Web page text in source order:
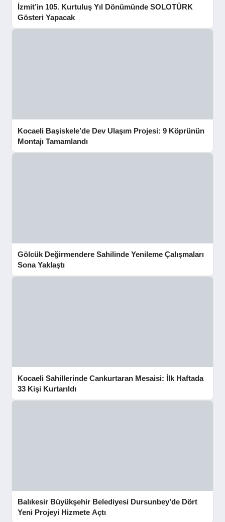
İzmit’in 105. Kurtuluş Yıl Dönümünde SOLOTÜRK
Gösteri Yapacak
Kocaeli Başiskele’de Dev Ulaşım Projesi: 9 Köprünün
Montajı Tamamlandı
Gölcük Değirmendere Sahilinde Yenileme Çalışmaları
Sona Yaklaştı
Kocaeli Sahillerinde Cankurtaran Mesaisi: İlk Haftada
33 Kişi Kurtarıldı
Balıkesir Büyükşehir Belediyesi Dursunbey’de Dört
Yeni Projeyi Hizmete Açtı